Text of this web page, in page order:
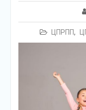
ЦПРПП,